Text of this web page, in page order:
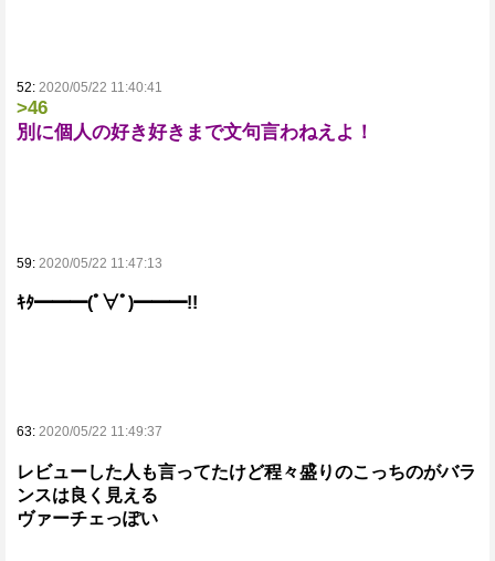
52: 2020/05/22 11:40:41
>46
別に個人の好き好きまで文句言わねえよ！
59: 2020/05/22 11:47:13
ｷﾀ━━━(ﾟ∀ﾟ)━━━!!
63: 2020/05/22 11:49:37
レビューした人も言ってたけど程々盛りのこっちのがバラ
ンスは良く見える
ヴァーチェっぽい